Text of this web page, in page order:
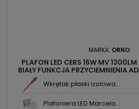
MARKA: ORNO
PLAFON LED CERS 16W MV
BIAŁY FUNKCJA PRZYCIEMNIENIA
Wkrętak płaski izolowa...
Plafoniera LED Marcela...